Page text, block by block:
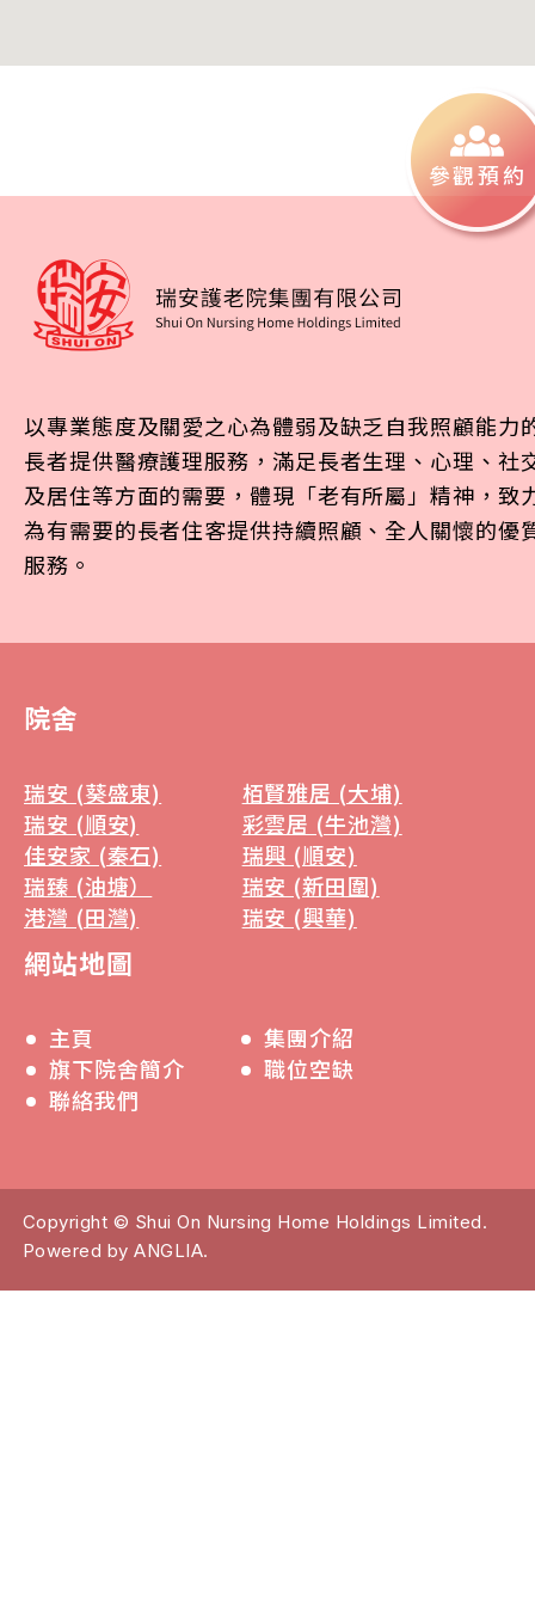
參觀預約
以專業態度及關愛之心為體弱及缺乏自我照顧能力
長者提供醫療護理服務，滿足長者生理、心理、社
及居住等方面的需要，體現「老有所屬」精神，致
為有需要的長者住客提供持續照顧、全人關懷的優
服務。
院舍
瑞安 (葵盛東)
栢賢雅居 (大埔)
瑞安 (順安)
彩雲居 (牛池灣)
佳安家 (秦石)
瑞興 (順安)
瑞臻 (油塘）
瑞安 (新田圍)
港灣 (田灣)
瑞安 (興華)
網站地圖
主頁
集團介紹
旗下院舍簡介
職位空缺
聯絡我們
Copyright © Shui On Nursing Home Holdings Limited.
Powered byANGLIA.